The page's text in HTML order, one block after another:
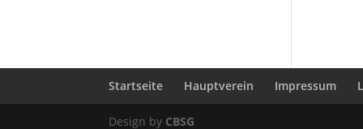
Startseite Hauptverein Impressum
Design by CBSG